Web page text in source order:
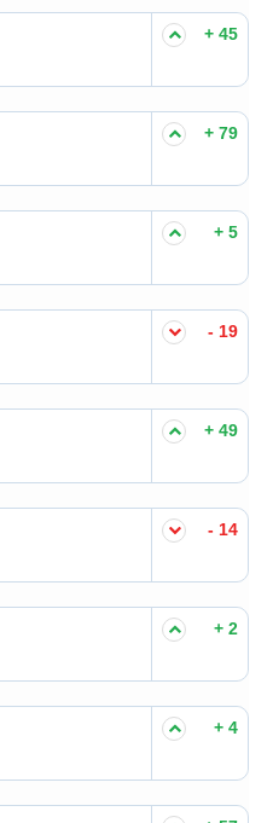
+ 45
+ 79
+ 5
- 19
+ 49
- 14
+ 2
+ 4